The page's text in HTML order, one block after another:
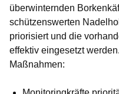
überwinternden
schützenswerten
priorisiert und die
effektiv eingesetzt
Maßnahmen: